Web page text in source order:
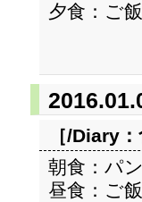
夕食：ご
［/Diary：
朝食：パ
昼食：ご